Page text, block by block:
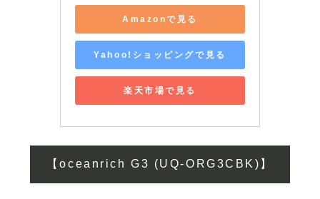
Amazonで見る
Yahoo!ショッピングで見る
楽天市場で見る
【oceanrich G3 (UQ-ORG3CBK)】